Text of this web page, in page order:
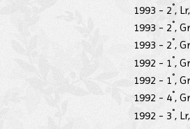
1993 - 2°,
1993 - 2°,
1993 - 2°,
1992 - 1°,
1992 - 1°,
1992 - 4°,
1992 - 3°,